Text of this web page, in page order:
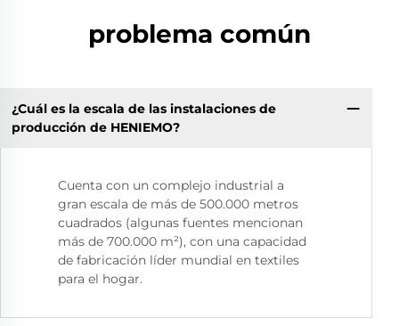
problema común
¿Cuál es la escala de las instalaciones de
producción de HENIEMO?
Cuenta con un complejo industrial a
gran escala de más de 500.000 metros
cuadrados (algunas fuentes mencionan
más de 700.000 m²), con una capacidad
de fabricación líder mundial en textiles
para el hogar.